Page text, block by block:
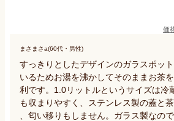
価
まさまさa(60代・男性)
すっきりとしたデザインのガラスポッ
いるためお湯を沸かしてそのままお茶
利です。1.0リットルというサイズは冷
も収まりやすく、ステンレス製の蓋と
、匂い移りもしません。ガラス製なの